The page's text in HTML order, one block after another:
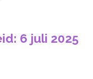
6 juli 2025